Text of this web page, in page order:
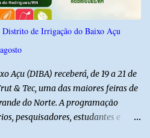
de Irrigação do Baixo Açu
Açu (DIBA) receberá, de 19 a 21 de
& Tec, uma das maiores feiras de
do Norte. A programação
pesquisadores, estudantes e